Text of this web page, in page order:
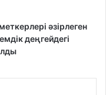
әзірлеген
деңгейдегі